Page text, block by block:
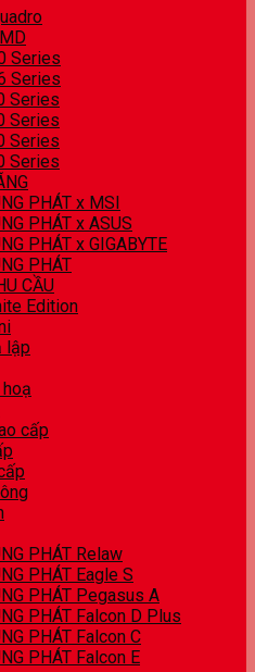
Series
Series
Series
Series
Series
Series
PHÁT x MSI
PHÁT x ASUS
PHÁT x GIGABYTE
PHÁT
CẦU
Edition
lập
cấp
PHÁT Relaw
PHÁT Eagle S
PHÁT Pegasus A
PHÁT Falcon D Plus
PHÁT Falcon C
PHÁT Falcon E